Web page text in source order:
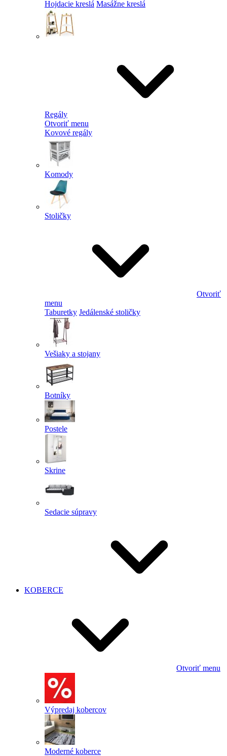
Hojdacie kreslá Masážne kreslá
Regály
Otvoriť menu
Kovové regály
Komody
Stoličky
Otvoriť
menu
Taburetky Jedálenské stoličky
Vešiaky a stojany
Botníky
Postele
Skrine
Sedacie súpravy
KOBERCE
Otvoriť menu
Výpredaj kobercov
Moderné koberce